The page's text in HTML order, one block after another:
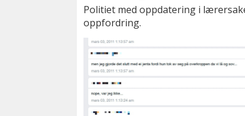
Politiet med oppdatering i
oppfordring.